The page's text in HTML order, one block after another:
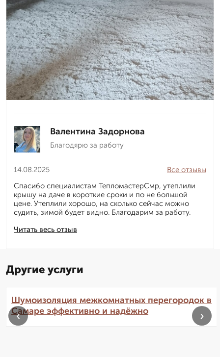
Валентина Задорнова
Благодярю за работу
14.08.2025
Читать весь отзыв
Все отзывы
Спасибо специалистам ТепломастерСмр, утеплили
крышу на даче в короткие сроки и по не большой
цене. Утеплили хорошо, на сколько сейчас можно
судить, зимой будет видно. Благодарим за работу.
Другие услуги
Шумоизоляция межкомнатных перегородок в
Самаре эффективно и надёжно
‹ ›